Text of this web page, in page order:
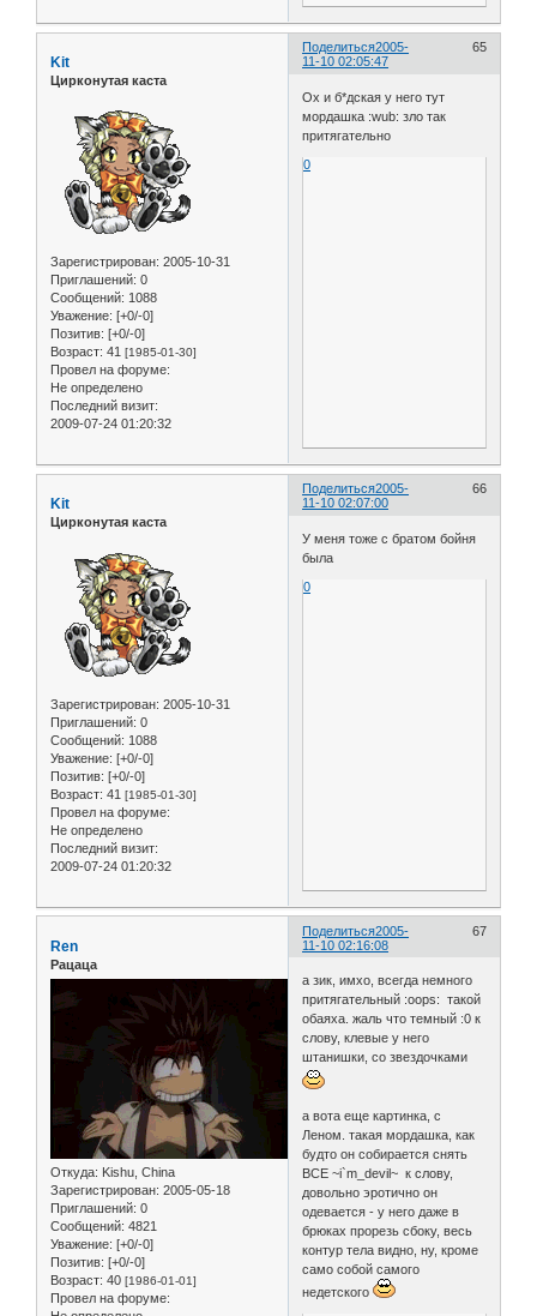
Поделиться 65
2005-
11-10 02:05:47
Kit
Цирконутая каста
Зарегистрирован: 2005-10-31
Приглашений: 0
Сообщений: 1088
Уважение: [+0/-0]
Позитив: [+0/-0]
Возраст: 41 [1985-01-30]
Провел на форуме:
Не определено
Последний визит:
2009-07-24 01:20:32
Ох и б*дская у него тут
мордашка :wub: зло так
притягательно
0
Поделиться 66
2005-
11-10 02:07:00
Kit
Цирконутая каста
Зарегистрирован: 2005-10-31
Приглашений: 0
Сообщений: 1088
Уважение: [+0/-0]
Позитив: [+0/-0]
Возраст: 41 [1985-01-30]
Провел на форуме:
Не определено
Последний визит:
2009-07-24 01:20:32
У меня тоже с братом бойня
была
0
Поделиться 67
2005-
11-10 02:16:08
Ren
Рацаца
Откуда: Kishu, China
Зарегистрирован: 2005-05-18
Приглашений: 0
Сообщений: 4821
Уважение: [+0/-0]
Позитив: [+0/-0]
Возраст: 40 [1986-01-01]
Провел на форуме:
а зик, имхо, всегда немного
притягательный :oops: такой
обаяха. жаль что темный :0 к
слову, клевые у него
штанишки, со звездочками
а вота еще картинка, с
Леном. такая мордашка, как
будто он собирается снять
ВСЕ ~i`m_devil~ к слову,
довольно эротично он
одевается - у него даже в
брюках прорезь сбоку, весь
контур тела видно, ну, кроме
само собой самого
недетского